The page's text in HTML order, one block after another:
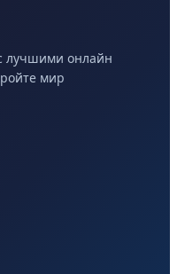
лучшими онлайн
мир